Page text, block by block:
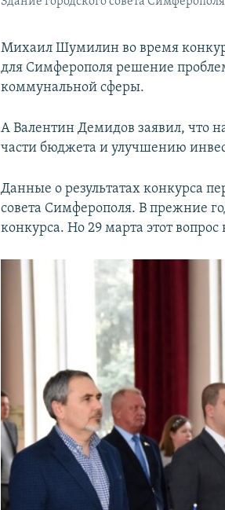
Михаил Шумилин во время
для Симферополя решение
коммунальной сферы.
А Валентин Демидов заявил, что
части бюджета и улучшению
Данные о результатах конкурса
совета Симферополя. В прежние
конкурса. Но 29 марта этот вопрос